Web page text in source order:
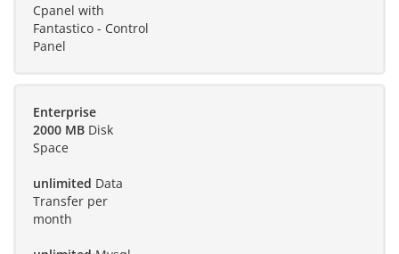
Cpanel with
Fantastico - Control
Panel
Enterprise
2000 MB Disk
Space
unlimited Data
Transfer per
month